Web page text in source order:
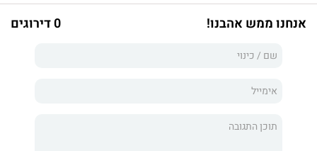
שחזותו מוליכה שולל. השתלטנות שלו מרגיזה אותי… ומלהיטה את
סודותיי חונקים אותי - הם מעוורים אותי.
אנחנו ממש אהבנו! 0 דירוגים